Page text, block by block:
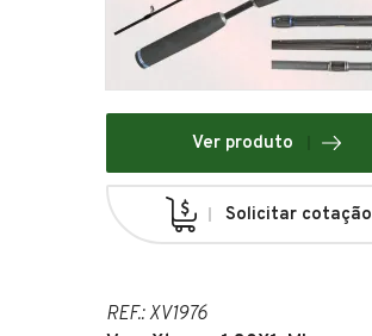
Ver produto
Solicitar cotação
REF.: XV1976